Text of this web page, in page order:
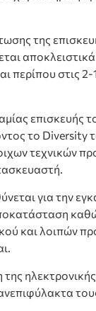
της
περίπου στις 2-
επισκευής
το Diversity
τεχνικών
για την
και λοιπών